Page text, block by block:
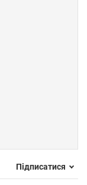
Підписатися